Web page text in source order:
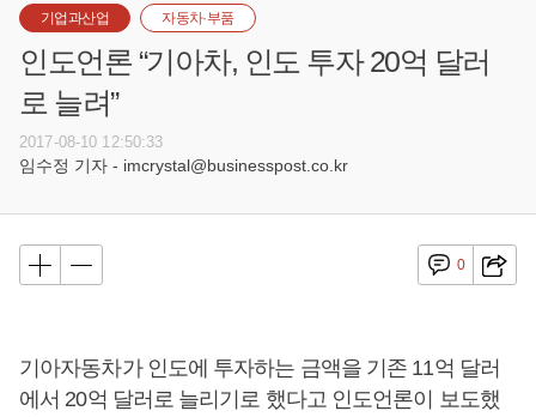
기업과산업 자동차·부품
인도언론 “기아차, 인도 투자 20억 달러
로 늘려”
2017-08-10 12:50:33
임수정 기자 - imcrystal@businesspost.co.kr
0
기아자동차가 인도에 투자하는 금액을 기존 11억 달러
에서 20억 달러로 늘리기로 했다고 인도언론이 보도했